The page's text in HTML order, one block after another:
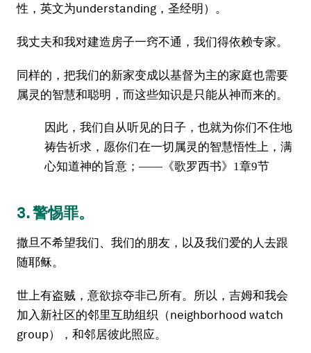
性，英文为understanding，圣经明）。
我丈夫和我对建造房子一窍不通，我们得依赖专家。
同样的，把我们的新家变成以基督为主的家庭也需要
属灵的智慧和聪明，而这些知识是只能从神而来的。
因此，我们自从听见的日子，也就为你们不住地
祷告祈求，愿你们在一切属灵的智慧悟性上，满
心知道神的旨意；——《歌罗西书》1章9节
3. 警惕罪。
撒旦不希望我们、我们的朋友，以及我们爱的人去跟
随耶稣。
世上有盗贼，意欲掠夺非己所有。所以，吉姆和我会
加入新社区的邻里互助组织（neighborhood watch
group），和邻居彼此照应。